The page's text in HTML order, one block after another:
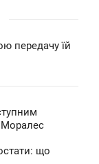
передачу їй
що